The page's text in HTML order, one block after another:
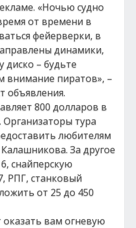
«Ночью судно
от времени в
фейерверки, в
динамики,
– будьте
внимание пиратов», –
объявления.
800 долларов в
Организаторы тура
любителям
За другое
снайперскую
РПГ, станковый
от 25 до 450
вам огневую